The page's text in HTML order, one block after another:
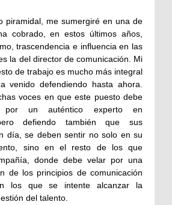
piramidal, me sumergiré en una de
cobrado, en estos últimos años,
trascendencia e influencia en las
la del director de comunicación. Mi
de trabajo es mucho más integral
venido defendiendo hasta ahora.
voces en que este puesto debe
por un auténtico experto en
defiendo también que sus
día, se deben sentir no solo en su
sino en el resto de los que
donde debe velar por una
de los principios de comunicación
los que se intente alcanzar la
del talento.